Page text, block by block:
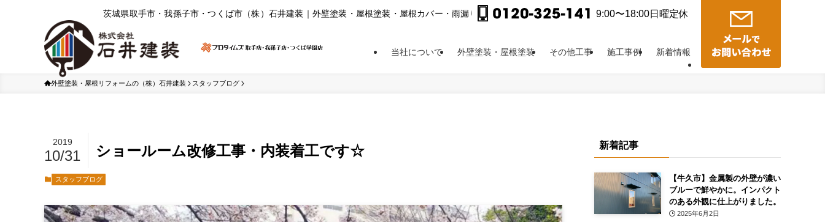
茨城県取⼿市・我孫⼦市・つくば市（株）⽯井建装｜外壁塗装・屋根塗装・屋根カバー・⾬漏り修理他 9:00〜18:00日曜定休
当社について 外壁塗装・屋根塗装 その他工事 施工事例 新着情報
外壁塗装・屋根リフォームの（株）石井建装 スタッフブログ
ショールーム改修工事・内装着工です☆
2019
10/31
スタッフブログ
新着記事
【牛久市】金属製の外壁が濃い
ブルーで鮮やかに。インパクト
のある外観に仕上がりました。
2025年6月2日